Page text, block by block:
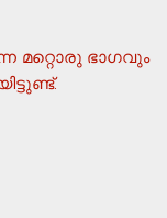
മറ്റൊരു ഭാഗവും